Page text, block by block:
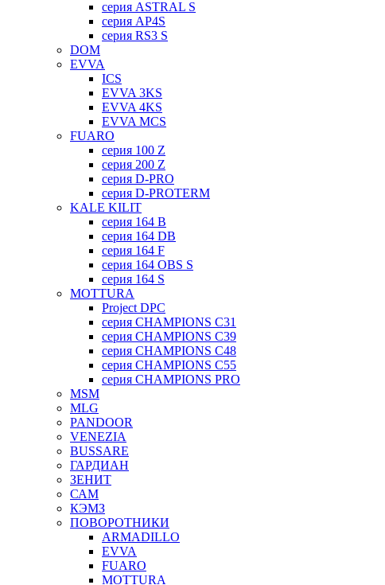
серия ASTRAL S
серия AP4S
серия RS3 S
DOM
EVVA
ICS
EVVA 3KS
EVVA 4KS
EVVA MCS
FUARO
серия 100 Z
серия 200 Z
серия D-PRO
серия D-PROTERM
KALE KILIT
серия 164 B
серия 164 DB
серия 164 F
серия 164 OBS S
серия 164 S
MOTTURA
Project DPC
серия CHAMPIONS C31
серия CHAMPIONS C39
серия CHAMPIONS C48
серия CHAMPIONS C55
серия CHAMPIONS PRO
MSM
MLG
PANDOOR
VENEZIA
BUSSARE
ГАРДИАН
ЗЕНИТ
САМ
КЭМЗ
ПОВОРОТНИКИ
ARMADILLO
EVVA
FUARO
MOTTURA